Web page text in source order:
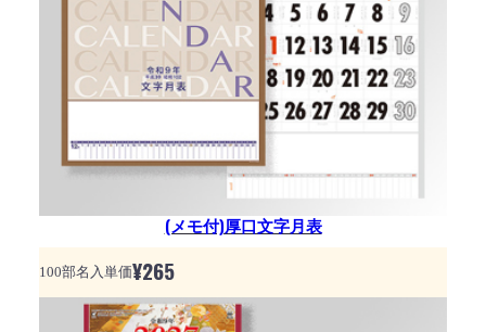
(メモ付)厚口文字月表
100部名入単価¥265